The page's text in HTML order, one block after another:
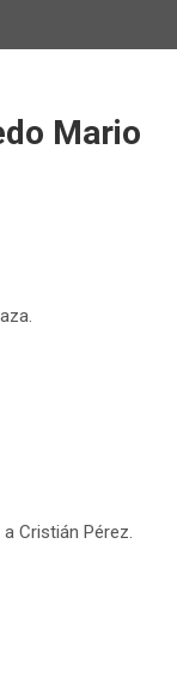
Mario
Cristián Pérez.